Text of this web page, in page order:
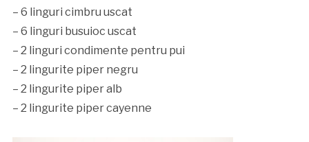
– 6 linguri cimbru uscat
– 6 linguri busuioc uscat
– 2 linguri condimente pentru pui
– 2 lingurite piper negru
– 2 lingurite piper alb
– 2 lingurite piper cayenne